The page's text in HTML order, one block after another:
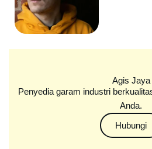
Agis Jaya
Penyedia garam industri
Anda.
Hubungi